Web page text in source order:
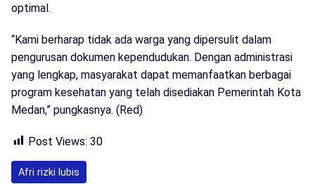
optimal.
“Kami berharap tidak ada warga yang dipersulit dalam
pengurusan dokumen kependudukan. Dengan administrasi
yang lengkap, masyarakat dapat memanfaatkan berbagai
program kesehatan yang telah disediakan Pemerintah Kota
Medan,” pungkasnya. (Red)
Post Views: 30
Afri rizki lubis